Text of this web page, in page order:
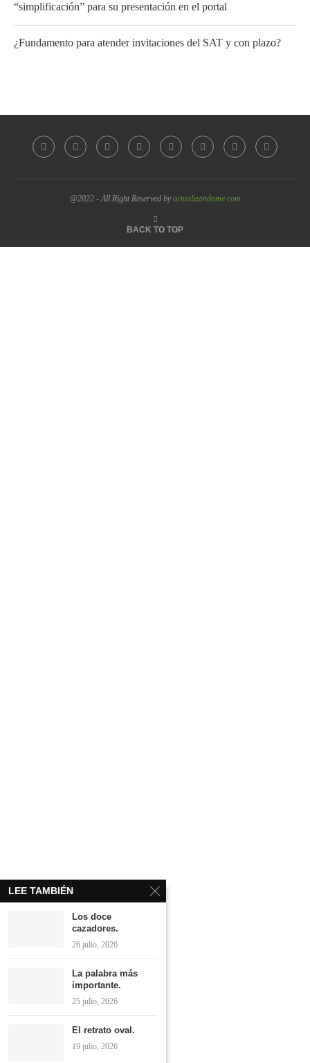
“simplificación” para su presentación en el portal
¿Fundamento para atender invitaciones del SAT y con plazo?
@2022 - All Right Reserved byactualizandome.com
BACK TO TOP
LEE TAMBIÉN
Los doce
cazadores.
26 julio, 2026
La palabra más
importante.
25 julio, 2026
El retrato oval.
19 julio, 2026